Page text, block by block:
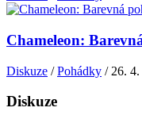
Chameleon:
Diskuze /Pohádky / 26.
Diskuze